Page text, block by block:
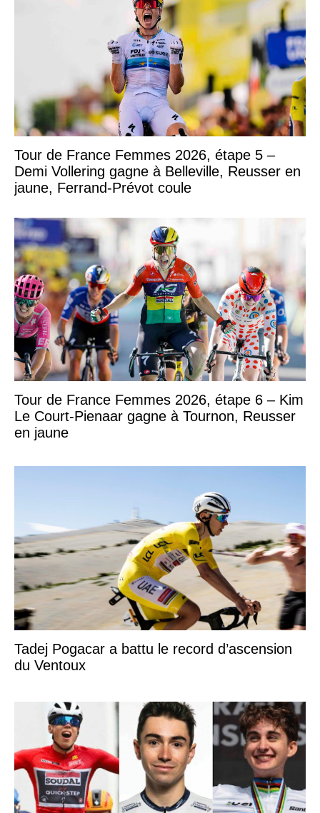
Tour de France Femmes 2026, étape 5 –
Demi Vollering gagne à Belleville, Reusser en
jaune, Ferrand-Prévot coule
Tour de France Femmes 2026, étape 6 – Kim
Le Court-Pienaar gagne à Tournon, Reusser
en jaune
Tadej Pogacar a battu le record d’ascension
du Ventoux